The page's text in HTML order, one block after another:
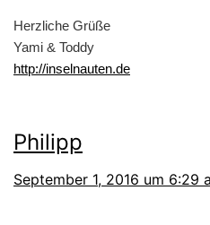
Herzliche Grüße
Yami & Toddy
http://inselnauten.de
Philipp
September 1, 2016 um 6:29